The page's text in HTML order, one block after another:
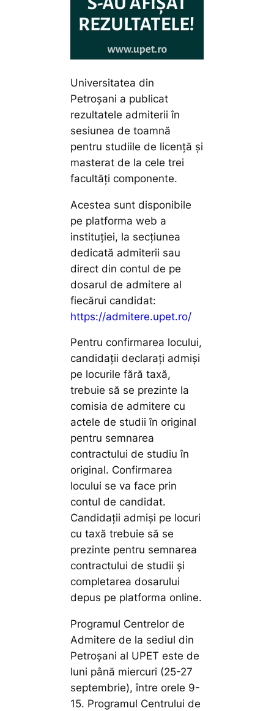
Universitatea din
Petroșani a publicat
rezultatele admiterii în
sesiunea de toamnă
pentru studiile de licență și
masterat de la cele trei
facultăți componente.
Acestea sunt disponibile
pe platforma web a
instituției, la secțiunea
dedicată admiterii sau
direct din contul de pe
dosarul de admitere al
fiecărui candidat:
https://admitere.upet.ro/
Pentru confirmarea locului,
candidații declarați admiși
pe locurile fără taxă,
trebuie să se prezinte la
comisia de admitere cu
actele de studii în original
pentru semnarea
contractului de studiu în
original. Confirmarea
locului se va face prin
contul de candidat.
Candidații admiși pe locuri
cu taxă trebuie să se
prezinte pentru semnarea
contractului de studii și
completarea dosarului
depus pe platforma online.
Programul Centrelor de
Admitere de la sediul din
Petroșani al UPET este de
luni până miercuri (25-27
septembrie), între orele 9-
15. Programul Centrului de